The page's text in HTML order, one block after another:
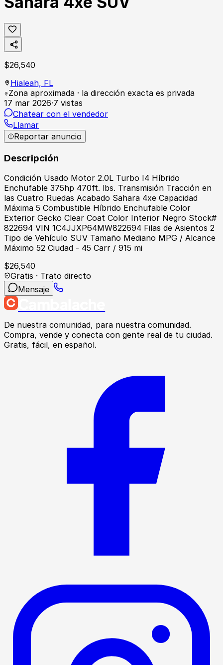
$26,540
Hialeah, FL
Zona aproximada · la dirección exacta es privada
17 mar 2026·7 vistas
Chatear con el vendedor
Llamar
Reportar anuncio
Descripción
Condición Usado Motor 2.0L Turbo I4 Híbrido
Enchufable 375hp 470ft. lbs. Transmisión Tracción en
las Cuatro Ruedas Acabado Sahara 4xe Capacidad
Máxima 5 Combustible Híbrido Enchufable Color
Exterior Gecko Clear Coat Color Interior Negro Stock#
822694 VIN 1C4JJXP64MW822694 Filas de Asientos 2
Tipo de Vehículo SUV Tamaño Mediano MPG / Alcance
Máximo 52 Ciudad - 45 Carr / 915 mi
$26,540
Gratis · Trato directo
Mensaje
De nuestra comunidad, para nuestra comunidad.
Compra, vende y conecta con gente real de tu ciudad.
Gratis, fácil, en español.